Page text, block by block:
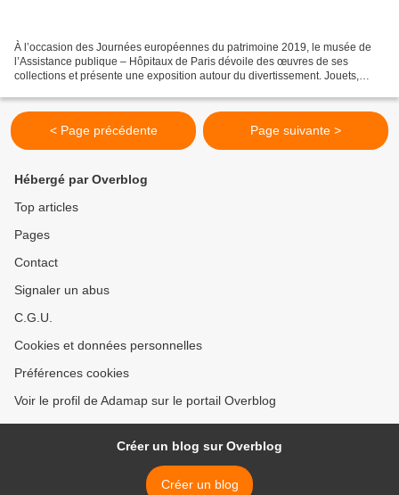
À l’occasion des Journées européennes du patrimoine 2019, le musée de
l’Assistance publique – Hôpitaux de Paris dévoile des œuvres de ses
collections et présente une exposition autour du divertissement. Jouets,
< Page précédente Page suivante >
Hébergé par Overblog
Top articles
Pages
Contact
Signaler un abus
C.G.U.
Cookies et données personnelles
Préférences cookies
Voir le profil de Adamap sur le portail Overblog
Créer un blog sur Overblog
Créer un blog